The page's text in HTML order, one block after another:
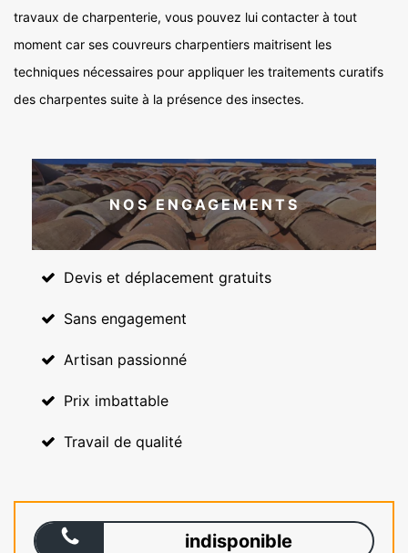
travaux de charpenterie, vous pouvez lui contacter à tout
moment car ses couvreurs charpentiers maitrisent les
techniques nécessaires pour appliquer les traitements curatifs
des charpentes suite à la présence des insectes.
NOS ENGAGEMENTS
Devis et déplacement gratuits
Sans engagement
Artisan passionné
Prix imbattable
Travail de qualité
indisponible